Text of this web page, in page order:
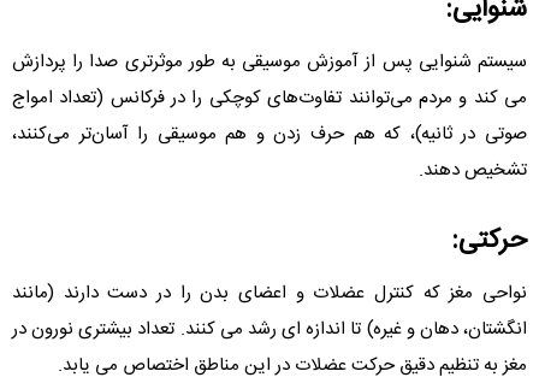
شنوایی:
سیستم شنوایی پس از آموزش موسیقی به طور موثرتری صدا را پردازش
می کند و مردم می‌توانند تفاوت‌های کوچکی را در فرکانس (تعداد امواج
صوتی در ثانیه)، که هم حرف زدن و هم موسیقی را آسان‌تر می‌کنند،
تشخیص دهند.
حرکتی:
نواحی مغز که کنترل عضلات و اعضای بدن را در دست دارند (مانند
انگشتان، دهان و غیره) تا اندازه ای رشد می کنند. تعداد بیشتری نورون در
مغز به تنظیم دقیق حرکت عضلات در این مناطق اختصاص می یابد.